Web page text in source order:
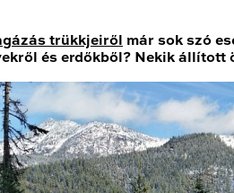
trükkjeiről
már sok szó
és erdőkből? Nekik